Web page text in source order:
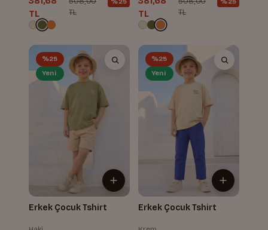
TL
TL
%25
TL
TL
%25
%25
Yeni
Erkek Çocuk Tshirt
%25
Yeni
Erkek Çocuk Tshirt